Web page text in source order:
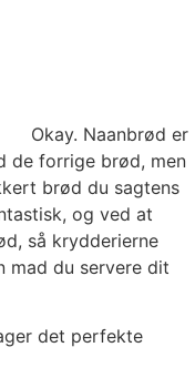
Okay. Naanbrød er
de forrige brød, men
brød du sagtens
og ved at
så krydderierne
mad du servere dit
det perfekte